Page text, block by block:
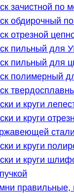
зачистной по
обдирочный
отрезной
пильный для
пильный для
полимерный
и круги
и круги
стали
и круги
и круги
правильные,